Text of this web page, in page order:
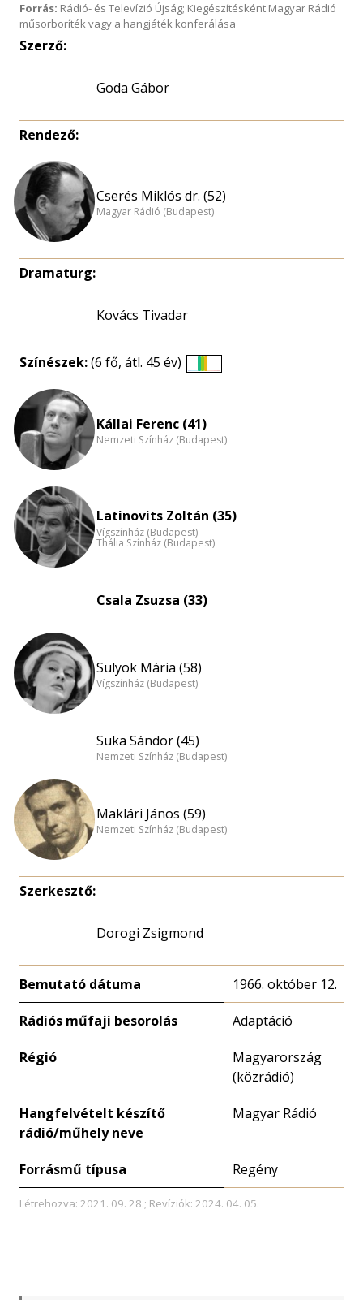
Forrás: Rádió- és Televízió Újság; Kiegészítésként Magyar Rádió
műsorboríték vagy a hangjáték konferálása
Szerző:
Goda Gábor
Rendező:
Cserés Miklós dr. (52)
Magyar Rádió (Budapest)
Dramaturg:
Kovács Tivadar
Színészek:(6 fő, átl. 45 év)
nagyítása
Kállai Ferenc (41)
Nemzeti Színház (Budapest)
Latinovits Zoltán (35)
Vígszínház (Budapest)
Thália Színház (Budapest)
Csala Zsuzsa (33)
Sulyok Mária (58)
Vígszínház (Budapest)
Suka Sándor (45)
Nemzeti Színház (Budapest)
Maklári János (59)
Nemzeti Színház (Budapest)
Szerkesztő:
Dorogi Zsigmond
Bemutató dátuma 1966. október 12.
Rádiós műfaji besorolás Adaptáció
Régió
Magyarország
(közrádió)
Hangfelvételt készítő
rádió/műhely neve
Magyar Rádió
Forrásmű típusa Regény
Létrehozva: 2021. 09. 28.; Revíziók: 2024. 04. 05.